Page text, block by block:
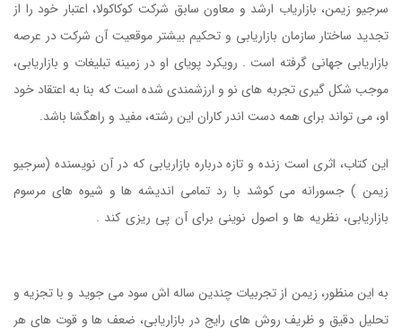
سرجیو زیمن، بازاریاب ارشد و معاون سابق شرکت کوکاکولا، اعتبار خود را از
تجدید ساختار سازمان بازاریابی و تحکیم بیشتر موقعیت آن شرکت در عرصه
بازاریابی جهانی گرفته است . رویکرد پویای او در زمینه تبلیغات و بازاریابی،
موجب شکل گیری تجربه های نو و ارزشمندی شده است که بنا به اعتقاد خود
او، می تواند برای همه دست اندر کاران این رشته، مفید و راهگشا باشد.
این کتاب، اثری است زنده و تازه درباره بازاریابی که در آن نویسنده (سرجیو
زیمن ) جسورانه می کوشد با رد تمامی اندیشه ها و شیوه های مرسوم
بازاریابی، نظریه ها و اصول نوینی برای آن پی ریزی کند .
به این منظور، زیمن از تجربیات چندین ساله اش سود می جوید و با تجزیه و
تحلیل دقیق و ظریف روش های رایج در بازاریابی، ضعف ها و قوت های هر